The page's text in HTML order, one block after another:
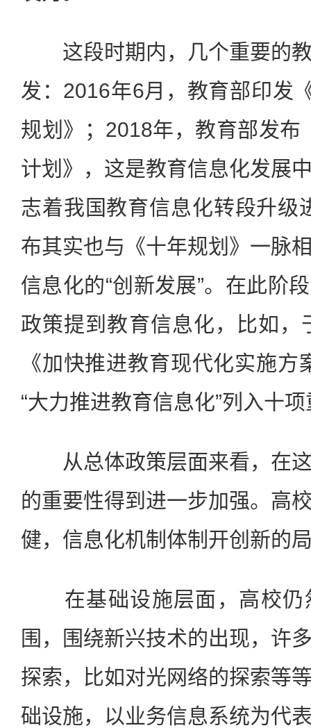
这段时期内，几个重要的教
发：2016年6月，教育部印发
规划》；2018年，教育部发布
计划》，这是教育信息化发展
志着我国教育信息化转段升级
布其实也与《十年规划》一脉
信息化的“创新发展”。在此阶
政策提到教育信息化，比如，
《加快推进教育现代化实施
“大力推进教育信息化”列入十
从总体政策层面来看，在这
的重要性得到进一步加强。高
健，信息化机制体制开创新的
在基础设施层面，高校仍
围，围绕新兴技术的出现，许
探索，比如对光网络的探索等
础设施，以业务信息系统为代